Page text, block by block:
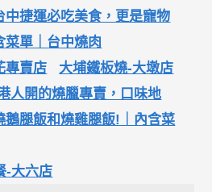
中捷運必吃美食，更是寵物
菜單｜台中燒肉
專賣店
大埔鐵板燒-大墩店
人開的燒臘專賣，口味地
鵝腿飯和燒雞腿飯!｜內含菜
-大六店